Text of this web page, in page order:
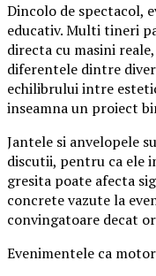
Dincolo de spectacol,
educativ. Multi tineri
directa cu masini
diferentele dintre
echilibrului intre
inseamna un proiect
Jantele si anvelopele
discutii, pentru ca ele
gresita poate afecta
concrete vazute la
convingatoare decat
Evenimentele ca